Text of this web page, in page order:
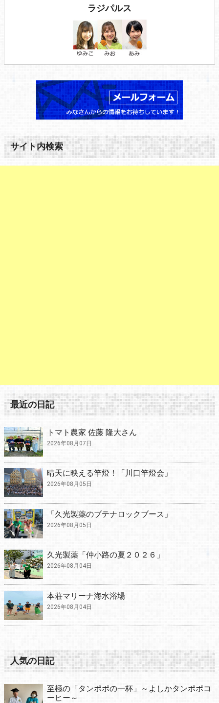
ラジパルス
サイト内検索
最近の日記
トマト農家 佐藤 隆大さん
2026年08月07日
晴天に映える竿燈！「川口竿燈会」
2026年08月05日
「久光製薬のブテナロックブース」
2026年08月05日
久光製薬「仲小路の夏２０２６」
2026年08月04日
本荘マリーナ海水浴場
2026年08月04日
人気の日記
至極の「タンポポの一杯」～よしかタンポポコ
ーヒー～